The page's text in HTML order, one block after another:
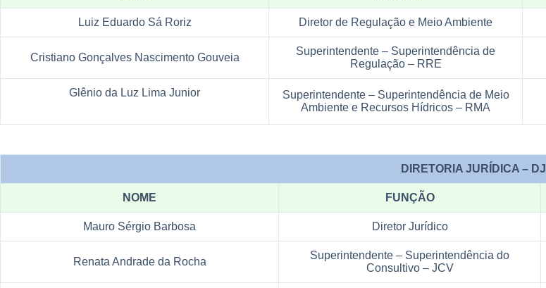
Luiz Eduardo Sá Roriz Diretor de Regulação e Meio Ambiente
Cristiano Gonçalves Nascimento Gouveia
Superintendente – Superintendência de
Regulação – RRE
Glênio da Luz Lima Junior
Superintendente – Superintendência de Meio
Ambiente e Recursos Hídricos – RMA
DIRETORIA JURÍDICA – DJ
NOME FUNÇÃO
Mauro Sérgio Barbosa Diretor Jurídico
Renata Andrade da Rocha
Superintendente – Superintendência do
Consultivo – JCV